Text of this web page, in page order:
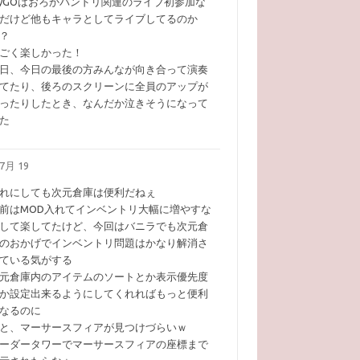
けど他もキャラとしてライブしてるのか
く楽しかった！
、今日の最後の方みんなが向き合って演奏
たり、後ろのスクリーンに全員のアップが
たりしたとき、なんだか泣きそうになって
7月 19
にしても次元倉庫は便利だねぇ
はMOD入れてインベントリ大幅に増やすな
て楽してたけど、今回はバニラでも次元倉
おかげでインベントリ問題はかなり解消さ
いる気がする
倉庫内のアイテムのソートとか表示優先度
設定出来るようにしてくれればもっと便利
るのに
、マーサースフィアが見つけづらいｗ
ダータワーでマーサースフィアの座標まで